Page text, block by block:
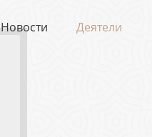
Новости Деятели